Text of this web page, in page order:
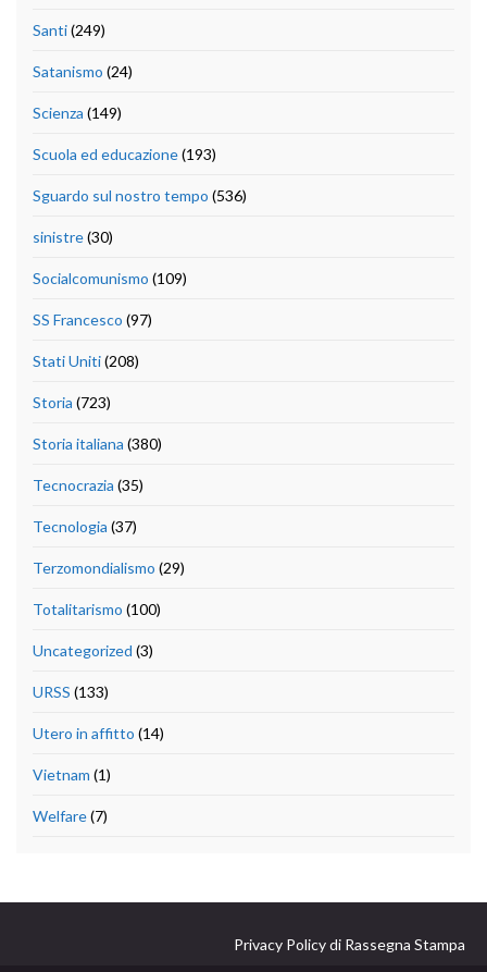
Santi(249)
Satanismo (24)
Scienza (149)
Scuola ed educazione(193)
Sguardo sul nostro tempo (536)
sinistre(30)
Socialcomunismo (109)
SS Francesco (97)
Stati Uniti(208)
Storia (723)
Storia italiana (380)
Tecnocrazia (35)
Tecnologia (37)
Terzomondialismo (29)
Totalitarismo (100)
Uncategorized (3)
URSS (133)
Utero in affitto (14)
Vietnam (1)
Welfare(7)
Privacy Policy di Rassegna Stampa